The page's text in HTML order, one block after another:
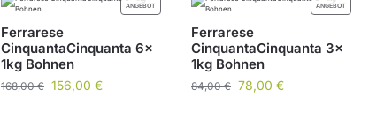
ANGEBOT
Ferrarese
CinquantaCinquanta 6x
1kg Bohnen
168,00€ 156,00 €
ANGEBOT
Ferrarese
CinquantaCinquanta 3x
1kg Bohnen
84,00€ 78,00€